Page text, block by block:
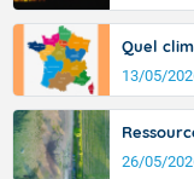
Quel
13/05/
26/05/